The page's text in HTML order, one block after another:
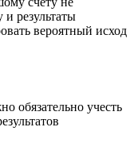
и результаты
вероятный исход
обязательно учесть